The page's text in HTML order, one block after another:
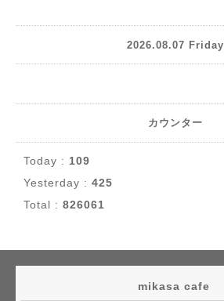
2026.08.07 Friday
カウンター
Today : 109
Yesterday : 425
Total : 826061
mikasa cafe